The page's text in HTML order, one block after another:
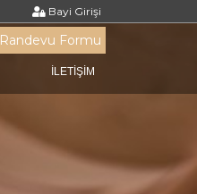
Bayi Girişi
Randevu Formu
İLETİŞİM